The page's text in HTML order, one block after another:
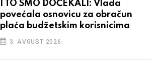
I TO SMO DOČEKALI: Vlada
povećala osnovicu za obračun
plaća budžetskim korisnicima
3. AVGUST 2026.